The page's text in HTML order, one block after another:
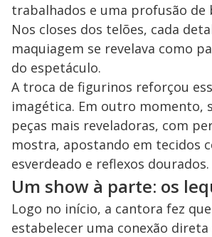
trabalhados e uma profusão de
Nos closes dos telões, cada
maquiagem se revelava como
do espetáculo.
A troca de figurinos reforçou
imagética. Em outro momento,
peças mais reveladoras, com
mostra, apostando em tecidos
esverdeado e reflexos dourados.
Um show à parte: os
Logo no início, a cantora fez
estabelecer uma conexão